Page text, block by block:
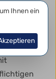
und
Tools zu
Ihnen ein